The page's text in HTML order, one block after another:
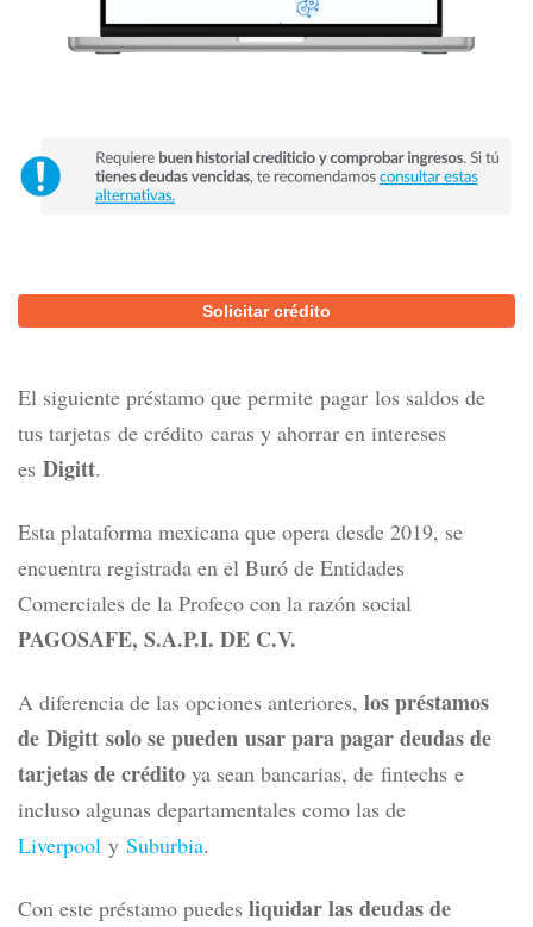
Solicitar crédito
El siguiente préstamo que permite pagar los saldos de
tus tarjetas de crédito caras y ahorrar en intereses
es Digitt.
Esta plataforma mexicana que opera desde 2019, se
encuentra registrada en el Buró de Entidades
Comerciales de la Profeco con la razón social
PAGOSAFE, S.A.P.I. DE C.V.
A diferencia de las opciones anteriores, los préstamos
de Digitt solo se pueden usar para pagar deudas de
tarjetas de crédito ya sean bancarias, de fintechs e
incluso algunas departamentales como las de
Liverpool y Suburbia.
Con este préstamo puedes liquidar las deudas de